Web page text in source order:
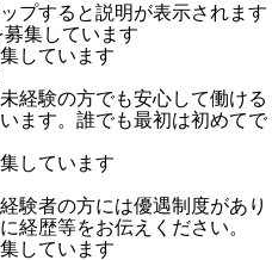
プすると説明が表示されます
集しています
しています
経験の方でも安心して働ける
ます。誰でも最初は初めてで
しています
験者の方には優遇制度があり
経歴等をお伝えください。
しています